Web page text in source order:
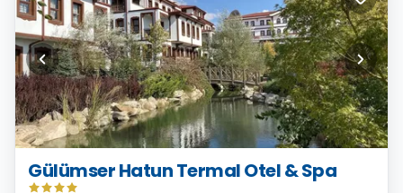
Gülümser Hatun Termal Otel & Spa